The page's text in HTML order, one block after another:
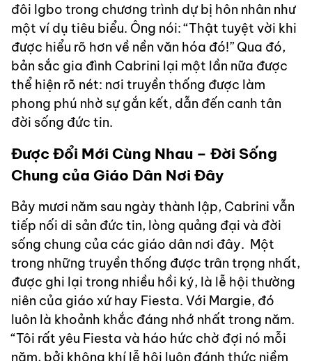
đôi Igbo trong chương trình dự bị hôn nhân như
một ví dụ tiêu biểu. Ông nói: “Thật tuyệt vời khi
được hiểu rõ hơn về nền văn hóa đó!” Qua đó,
bản sắc gia đình Cabrini lại một lần nữa được
thể hiện rõ nét: nơi truyền thống được làm
phong phú nhờ sự gắn kết, dẫn đến canh tân
đời sống đức tin.
Được Đổi Mới Cùng Nhau – Đời Sống
Chung của Giáo Dân Nơi Đây
Bảy mươi năm sau ngày thành lập, Cabrini vẫn
tiếp nối di sản đức tin, lòng quảng đại và đời
sống chung của các giáo dân nơi đây. Một
trong những truyền thống được trân trọng nhất,
được ghi lại trong nhiều hồi ký, là lễ hội thường
niên của giáo xứ hay Fiesta. Với Margie, đó
luôn là khoảnh khắc đáng nhớ nhất trong năm.
“Tôi rất yêu Fiesta và háo hức chờ đợi nó mỗi
năm, bởi không khí lễ hội luôn đánh thức niềm